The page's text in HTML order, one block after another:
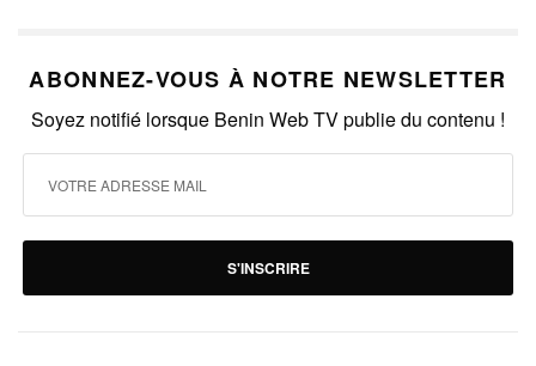
ABONNEZ-VOUS À NOTRE NEWSLETTER
Soyez notifié lorsque Benin Web TV publie du contenu !
S'INSCRIRE